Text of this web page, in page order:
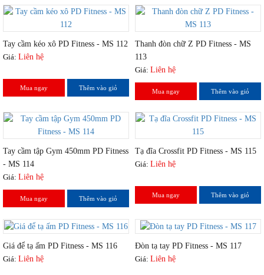
Tay cầm kéo xô PD Fitness - MS 112
Giá: Liên hệ
Mua ngay Thêm vào giỏ
Thanh đòn chữ Z PD Fitness - MS
113
Giá: Liên hệ
Mua ngay Thêm vào giỏ
Tay cầm tập Gym 450mm PD Fitness
- MS 114
Giá: Liên hệ
Mua ngay Thêm vào giỏ
Tạ đĩa Crossfit PD Fitness - MS 115
Giá: Liên hệ
Mua ngay Thêm vào giỏ
Giá để tạ ấm PD Fitness - MS 116
Giá: Liên hệ
Đòn tạ tay PD Fitness - MS 117
Giá: Liên hệ